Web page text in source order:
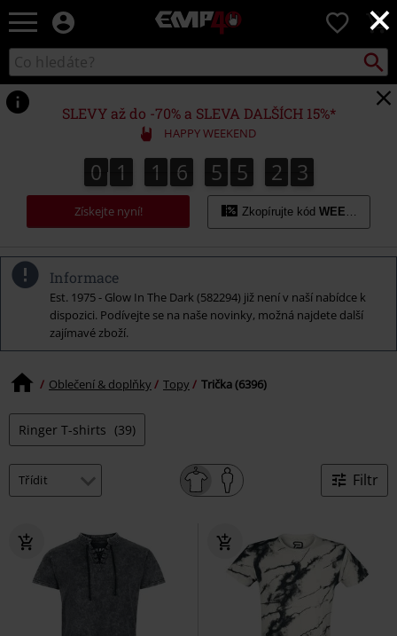
×
EMP
Hudba,
filmy
&
seriály,
Merch
pro
hráče,
Alternativní
móda
0
Katalog
vyhledávání
SLEVY až do -70% a SLEVA DALŠÍCH 15%*
HAPPY WEEKEND
0
0 1
1 1
1 6
6 5
5 5
5 2
2 1
2
1
3
2
Získejte nyní! Zkopírujte kód WEEKEND
Informace
Est. 1975 - Glow In The Dark (582294) již není v naší nabídce k
dispozici. Podívejte se na naše novinky, možná najdete další
zajímavé zboží.
Oblečení & doplňky Topy Trička (6396)
Ringer T-shirts (39)
Filtr